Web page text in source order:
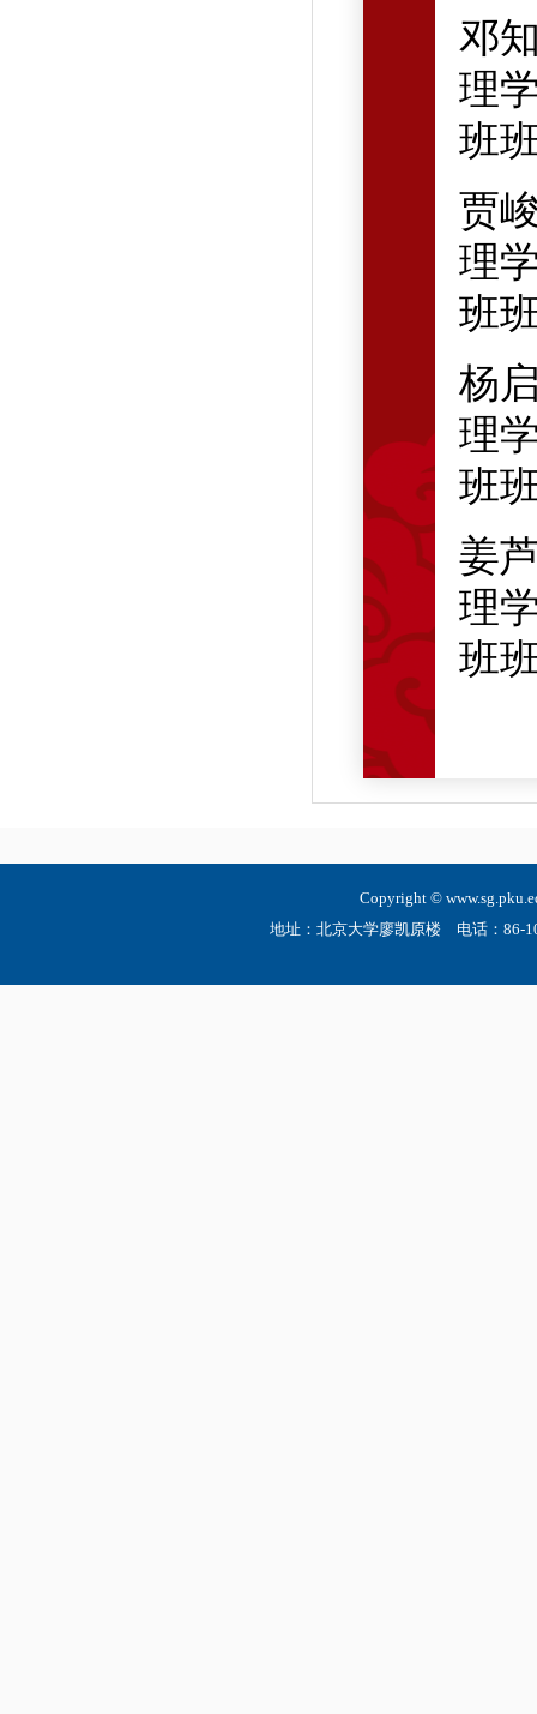
邓
理
班
贾
理
班
杨
理
班
姜
理
班
Copyright ©
地址：北京大学廖凯原楼 电话：86-